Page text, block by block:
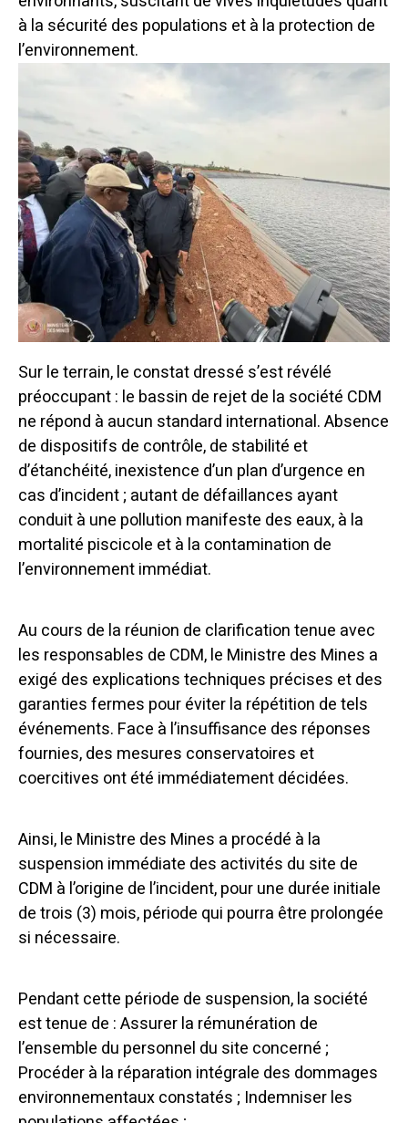
à la sécurité des populations et à la protection de
l’environnement.
Sur le terrain, le constat dressé s’est révélé
préoccupant : le bassin de rejet de la société CDM
ne répond à aucun standard international.Absence
de dispositifs de contrôle, de stabilité et
d’étanchéité, inexistence d’un plan d’urgence en
cas d’incident ; autant de défaillances ayant
conduit à une pollution manifeste des eaux, à la
mortalité piscicole et à la contamination de
l’environnement immédiat.
Au cours de la réunion de clarification tenue avec
les responsables de CDM, le Ministre des Mines a
exigé des explications techniques précises et des
garanties fermes pour éviter la répétition de tels
événements. Face à l’insuffisance des réponses
fournies, des mesures conservatoires et
coercitives ont été immédiatement décidées.
Ainsi, le Ministre des Mines a procédé à la
suspension immédiate des activités du site de
CDM à l’origine de l’incident, pour une durée initiale
de trois (3) mois, période qui pourra être prolongée
si nécessaire.
Pendant cette période de suspension, la société
est tenue de :Assurer la rémunération de
l’ensemble du personnel du site concerné ;
Procéder à la réparation intégrale des dommages
environnementaux constatés ; Indemniser les